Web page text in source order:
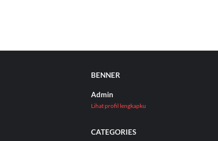
BENNER
Admin
Lihat profil lengkapku
CATEGORIES